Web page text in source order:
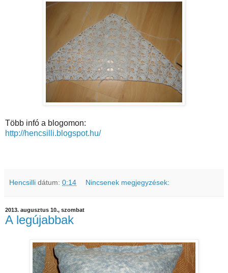
Több infó a blogomon:
http://hencsilli.blogspot.hu/
Hencsilli dátum: 0:14 Nincsenek megjegyzések:
2013. augusztus 10., szombat
A legújabbak